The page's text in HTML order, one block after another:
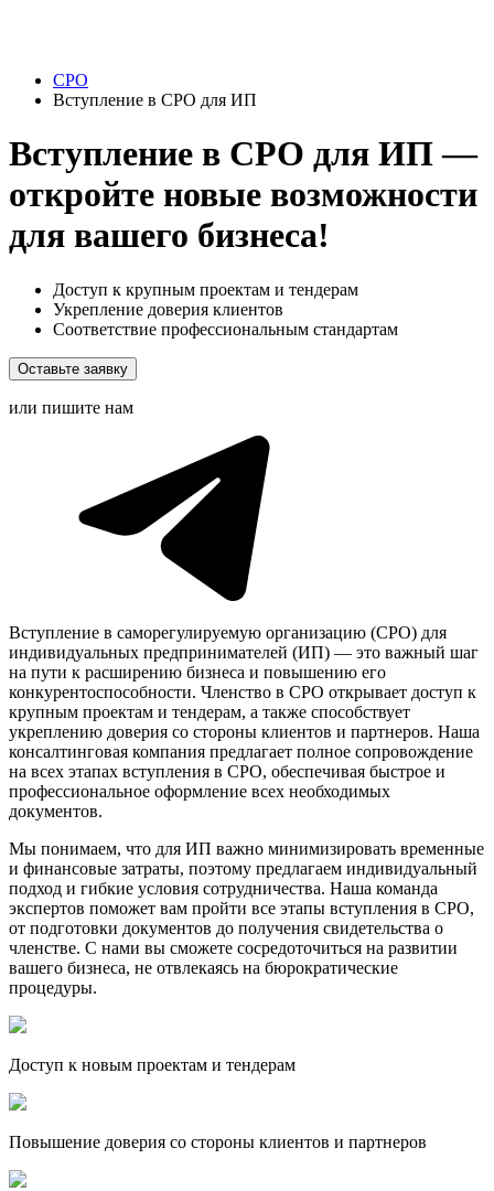
СРО
Вступление в СРО для ИП
Вступление в СРО для ИП —
откройте новые возможности
для вашего бизнеса!
Доступ к крупным проектам и тендерам
Укрепление доверия клиентов
Соответствие профессиональным стандартам
Оставьте заявку
или пишите нам
Вступление в саморегулируемую организацию (СРО) для
индивидуальных предпринимателей (ИП) — это важный шаг
на пути к расширению бизнеса и повышению его
конкурентоспособности. Членство в СРО открывает доступ к
крупным проектам и тендерам, а также способствует
укреплению доверия со стороны клиентов и партнеров. Наша
консалтинговая компания предлагает полное сопровождение
на всех этапах вступления в СРО, обеспечивая быстрое и
профессиональное оформление всех необходимых
документов.
Мы понимаем, что для ИП важно минимизировать временные
и финансовые затраты, поэтому предлагаем индивидуальный
подход и гибкие условия сотрудничества. Наша команда
экспертов поможет вам пройти все этапы вступления в СРО,
от подготовки документов до получения свидетельства о
членстве. С нами вы сможете сосредоточиться на развитии
вашего бизнеса, не отвлекаясь на бюрократические
процедуры.
Доступ к новым проектам и тендерам
Повышение доверия со стороны клиентов и партнеров